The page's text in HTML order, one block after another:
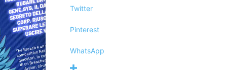
Twitter
Pinterest
WhatsApp